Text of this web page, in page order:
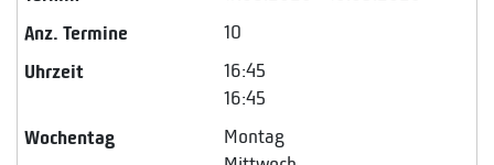
10
16:45
16:45
Montag